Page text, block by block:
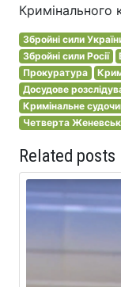
Кримінального
Збройні сили
Збройні сили Росії
Прокуратура
Досудове
Кримінальне
Четверта
Related posts